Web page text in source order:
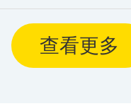
查看更多